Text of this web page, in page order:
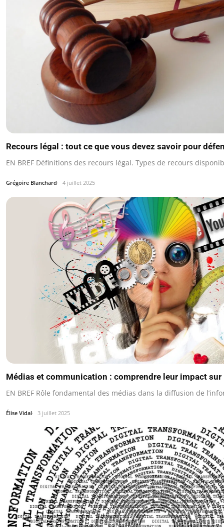
Recours légal : tout ce que vous devez savoir pour
EN BREF Définitions des recours légal. Types de recours
Grégoire Blanchard 4 juillet 2025
Médias et communication : comprendre leur impact
EN BREF Rôle fondamental des médias dans la diffusion de
Élise Vidal 3 juillet 2025